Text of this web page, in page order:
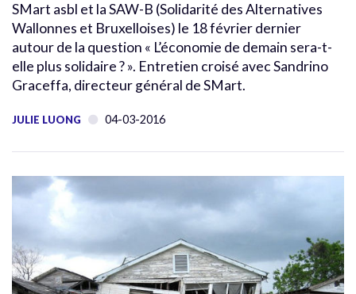
SMart asbl et la SAW-B (Solidarité des Alternatives
Wallonnes et Bruxelloises) le 18 février dernier
autour de la question « L’économie de demain sera-t-
elle plus solidaire ? ». Entretien croisé avec Sandrino
Graceffa, directeur général de SMart.
JULIE LUONG 04-03-2016